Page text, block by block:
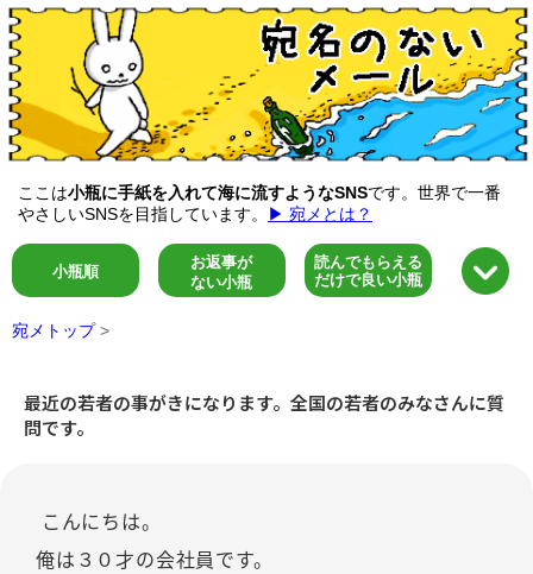
ここは小瓶に手紙を入れて海に流すようなSNSです。世界で一番
やさしいSNSを目指しています。
▶ 宛メとは？
小瓶順
お返事が
ない小瓶
読んでもらえる
だけで良い小瓶
宛メトップ >
最近の若者の事がきになります。全国の若者のみなさんに質
問です。
こんにちは。
俺は３０才の会社員です。